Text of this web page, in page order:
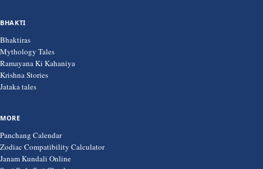
BHAKTI
Bhaktiras
Mythology Tales
Ramayana Ki Kahaniya
Krishna Stories
Jataka tales
MORE
Panchang Calendar
Zodiac Compatibility Calculator
Janam Kundali Online